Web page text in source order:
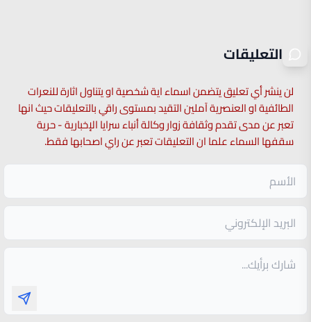
التعليقات
لن ينشر أي تعليق يتضمن اسماء اية شخصية او يتناول اثارة للنعرات
الطائفية او العنصرية آملين التقيد بمستوى راقي بالتعليقات حيث انها
تعبر عن مدى تقدم وثقافة زوار وكالة أنباء سرايا الإخبارية - حرية
سقفها السماء علما ان التعليقات تعبر عن راي اصحابها فقط.